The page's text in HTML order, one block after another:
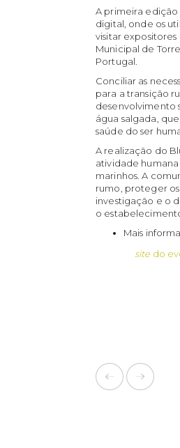
A primeira edição
digital, onde os
visitar
Municipal de
Portugal.
Conciliar as
para a transição
desenvolvimento
água salgada,
saúde do ser
A realização do
atividade
marinhos. A
rumo, proteger
investigação e o
o
Mais
site do